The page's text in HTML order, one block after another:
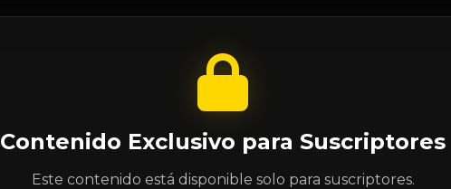
Contenido Exclusivo para Suscriptores
Este contenido está disponible solo para suscriptores.